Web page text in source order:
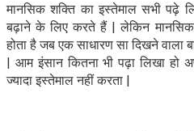
मानसिक शक्ति का इस्तेमाल सभी
बढ़ाने के लिए करते हैं | लेकिन
होता है जब एक साधारण सा दिखने वाला
| आम इंसान कितना भी पढ़ा लिखा
ज्यादा इस्तेमाल नहीं करता |